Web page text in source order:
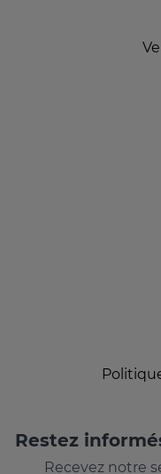
Restez
Recevez notre